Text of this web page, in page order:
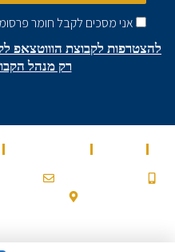
אני מסכים לקבל חומר
להצטרפות לקבוצת הוווטצאפ
רק מנהל